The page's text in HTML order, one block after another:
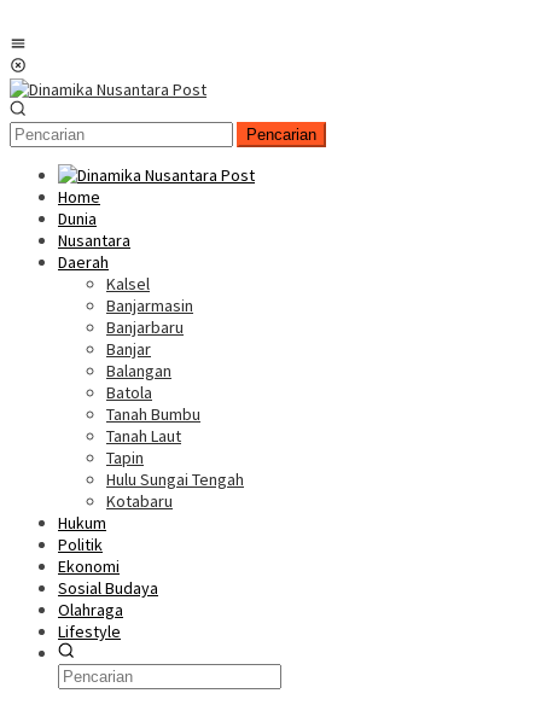
Pencarian
Home
Dunia
Nusantara
Daerah
Kalsel
Banjarmasin
Banjarbaru
Banjar
Balangan
Batola
Tanah Bumbu
Tanah Laut
Tapin
Hulu Sungai Tengah
Kotabaru
Hukum
Politik
Ekonomi
Sosial Budaya
Olahraga
Lifestyle